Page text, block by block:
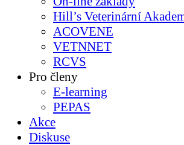
Hill’s Veterinární
ACOVENE
VETNNET
RCVS
Pro členy
E-learning
PEPAS
Akce
Diskuse